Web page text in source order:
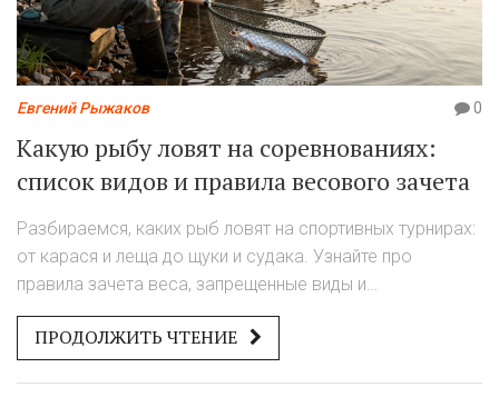
Евгений Рыжаков 0
Какую рыбу ловят на соревнованиях:
список видов и правила весового зачета
Разбираемся, каких рыб ловят на спортивных турнирах:
от карася и леща до щуки и судака. Узнайте про
правила зачета веса, запрещенные виды и
региональные особенности соревнований.
ПРОДОЛЖИТЬ ЧТЕНИЕ